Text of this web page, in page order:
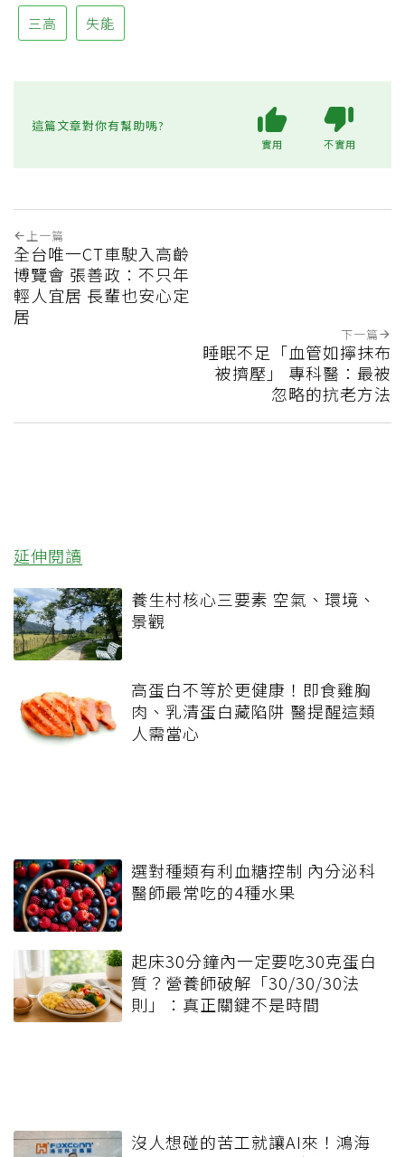
三高 失能
這篇文章對你有幫助嗎?
實用 不實用
上一篇
全台唯一CT車駛入高齡
博覽會 張善政：不只年
輕人宜居 長輩也安心定
居
下一篇
睡眠不足「血管如擰抹布
被擠壓」 專科醫：最被
忽略的抗老方法
延伸閱讀
養生村核心三要素 空氣、環境、
景觀
高蛋白不等於更健康！即食雞胸
肉、乳清蛋白藏陷阱 醫提醒這類
人需當心
選對種類有利血糖控制 內分泌科
醫師最常吃的4種水果
起床30分鐘內一定要吃30克蛋白
質？營養師破解「30/30/30法
則」：真正關鍵不是時間
沒人想碰的苦工就讓AI來！鴻海